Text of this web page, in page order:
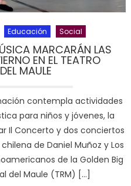
Educación Social
MARCARÁN LAS
EN EL TEATRO
MAULE
contempla actividades
para niños y jóvenes, la
Il Concerto y dos conciertos
de Daniel Muñoz y Los
de la Golden Big
del Maule (TRM) […]